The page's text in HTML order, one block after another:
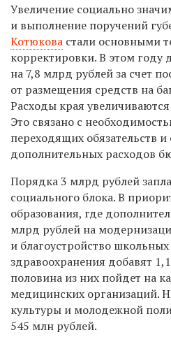
Увеличение социально
и выполнение поручений
Котюкова стали основными
корректировки. В этом году
на 7,8 млрд рублей за счет
от размещения средств на
Расходы края
Это связано с
переходящих обязательств
дополнительных расходов
Порядка 3 млрд рублей
социального блока. В
образования, где
млрд рублей на
и благоустройство
здравоохранения добавят
половина из них пойдет на
медицинских организаций.
культуры и молодежной
545 млн рублей.